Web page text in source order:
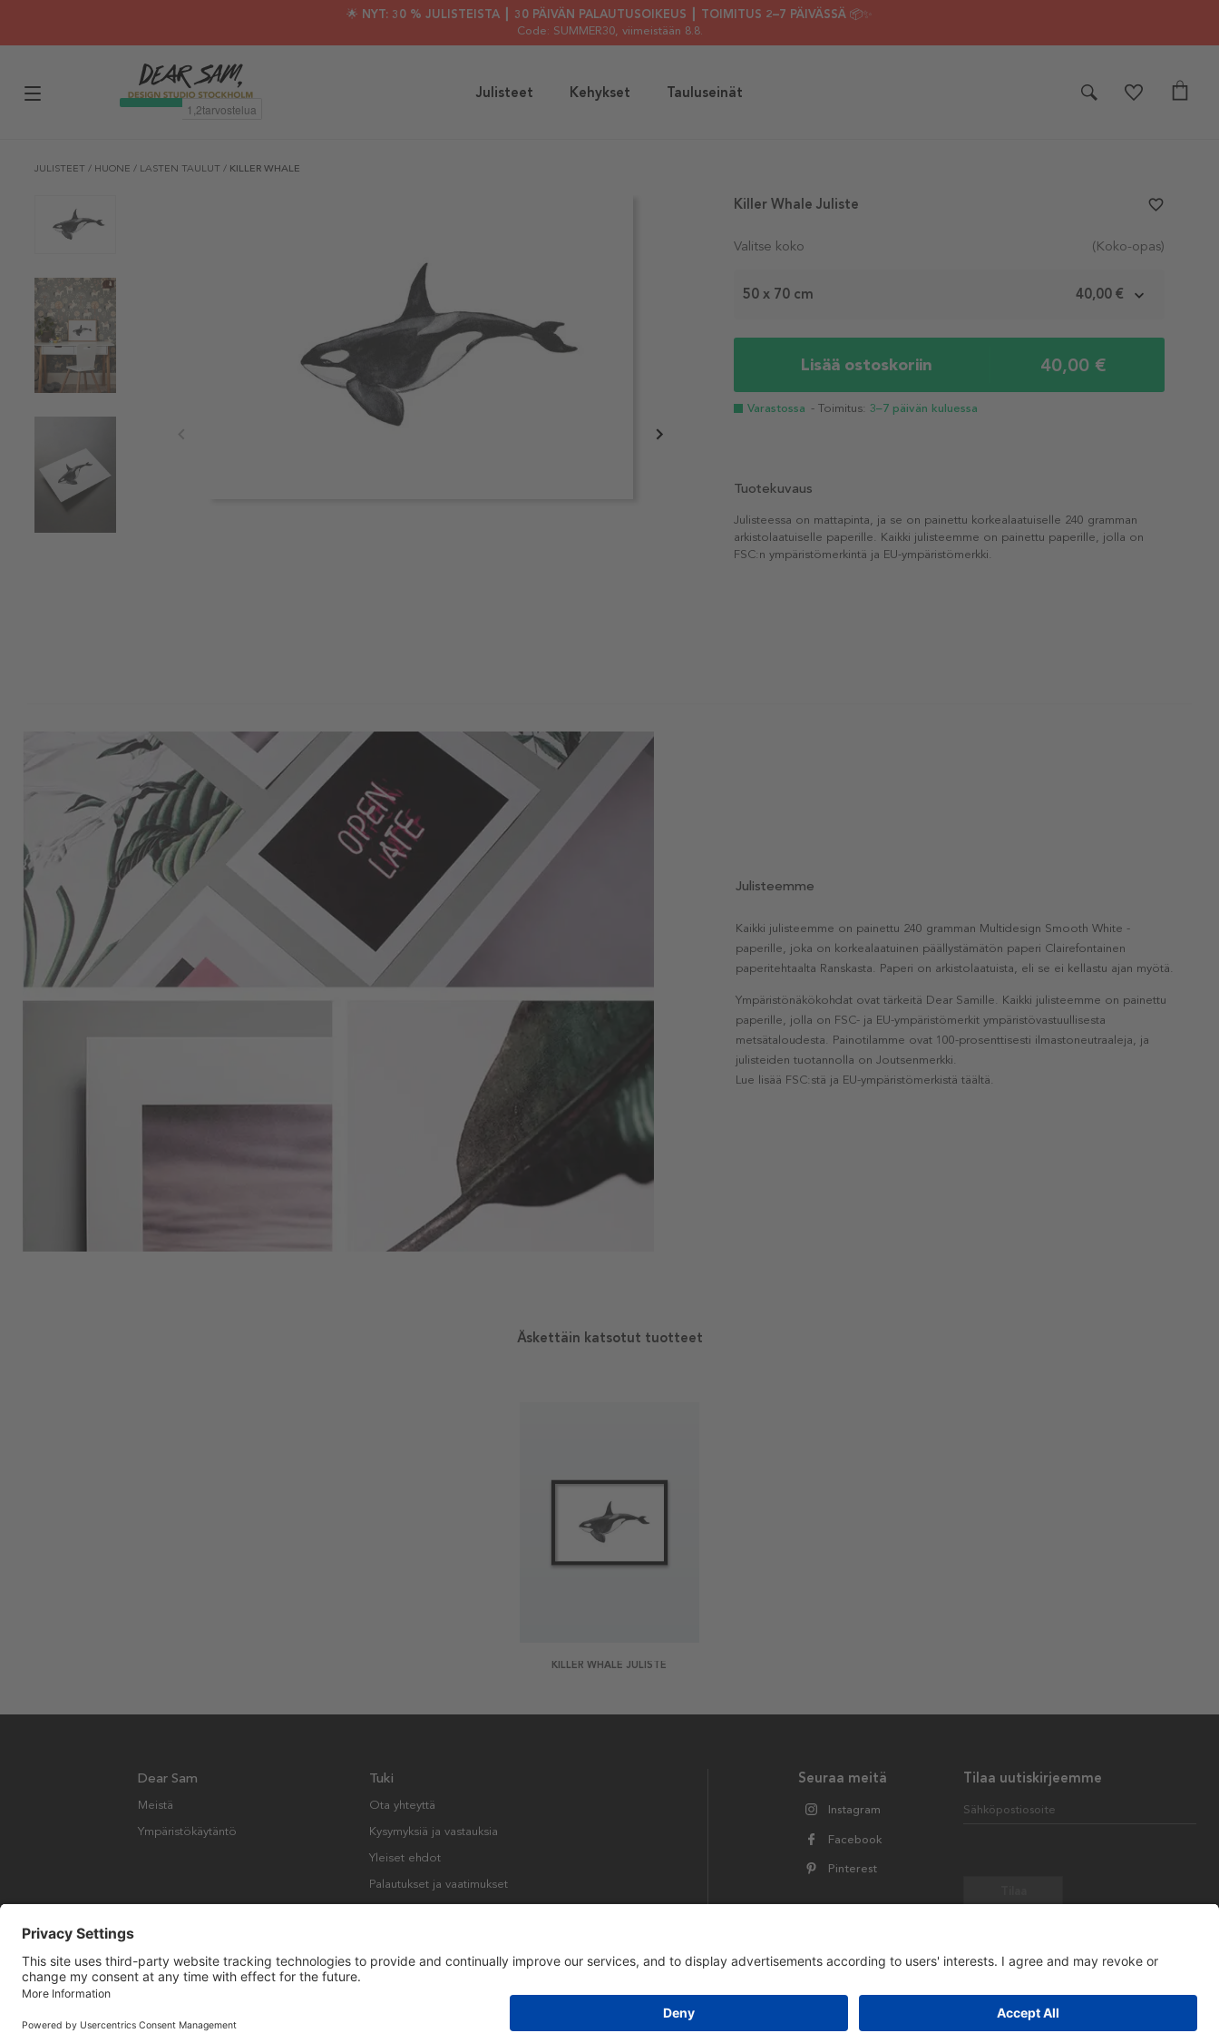
🌟 NYT: 30 % JULISTEISTA ┃ 30 PÄIVÄN PALAUTUSOIKEUS ┃ TOIMITUS 2–7 PÄIVÄSSÄ 📦✨
Code: SUMMER30, viimeistään 8.8.
Julisteet Kehykset Tauluseinät
JULISTEET / HUONE / LASTEN TAULUT / KILLER WHALE
Valitse koko (Koko-opas)
50 x 70 cm 40,00 €
Lisää ostoskoriin 40,00 €
Varastossa - Toimitus: 3–7 päivän kuluessa
Killer Whale Juliste favorite_border
Tuotekuvaus
Julisteessa on mattapinta, ja se on painettu korkealaatuiselle 240 gramman
arkistolaatuiselle paperille. Kaikki julisteemme on painettu paperille, jolla on
FSC:n ympäristömerkintä ja EU-ympäristömerkki.
Julisteemme
Kaikki julisteemme on painettu 240 gramman Multidesign Smooth White -
paperille, joka on korkealaatuinen päällystämätön paperi Clairefontainen
paperitehtaalta Ranskasta. Paperi on arkistolaatuista, eli se ei kellastu ajan myötä.
Ympäristönäkökohdat ovat tärkeitä Dear Samille. Kaikki julisteemme on painettu
paperille, jolla on FSC- ja EU-ympäristömerkit ympäristövastuullisesta
metsätaloudesta. Painotilamme ovat 100-prosenttisesti ilmastoneutraaleja, ja
julisteiden tuotannolla on Joutsenmerkki.
Lue lisää FSC:stä ja EU-ympäristömerkistä täältä.
Äskettäin katsotut tuotteet
KILLER WHALE JULISTE
Tilaa uutiskirjeemme
Sähköpostiosoite
Seuraa meitä
Instagram
Facebook
Pinterest
Dear Sam
Meistä
Ympäristökäytäntö
Tuki
Ota yhteyttä
Kysymyksiä ja vastauksia
Yleiset ehdot
Palautukset ja vaatimukset